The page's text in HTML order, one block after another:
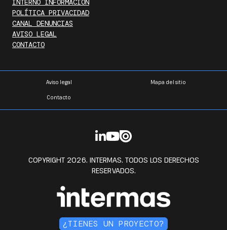
INTERNO INFORMACIÓN
POLÍTICA PRIVACIDAD
CANAL DENUNCIAS
AVISO LEGAL
CONTACTO
Aviso legal Mapa del sitio
Contacto
COPYRIGHT 2026. INTERMAS. TODOS LOS DERECHOS
RESERVADOS.
¿TIENES UN PROYECTO?